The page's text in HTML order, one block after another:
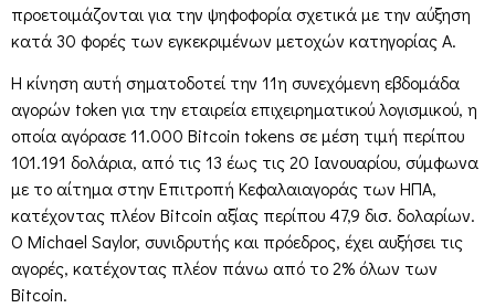
προετοιμάζονται για την ψηφοφορία σχετικά με την αύξηση
κατά 30 φορές των εγκεκριμένων μετοχών κατηγορίας Α.
Η κίνηση αυτή σηματοδοτεί την 11η συνεχόμενη εβδομάδα
αγορών token για την εταιρεία επιχειρηματικού λογισμικού, η
οποία αγόρασε 11.000 Bitcoin tokens σε μέση τιμή περίπου
101.191 δολάρια, από τις 13 έως τις 20 Ιανουαρίου, σύμφωνα
με το αίτημα στην Επιτροπή Κεφαλαιαγοράς των ΗΠΑ,
κατέχοντας πλέον Bitcoin αξίας περίπου 47,9 δισ. δολαρίων.
Ο Michael Saylor, συνιδρυτής και πρόεδρος, έχει αυξήσει τις
αγορές, κατέχοντας πλέον πάνω από το 2% όλων των
Bitcoin.